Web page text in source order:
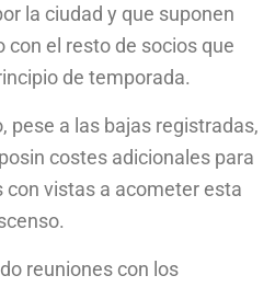
la ciudad y que suponen
el resto de socios que
de temporada.
pese a las bajas registradas,
costes adicionales para
con vistas a acometer esta
reuniones con los